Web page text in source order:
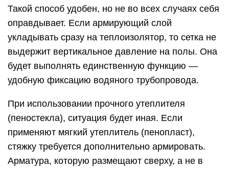
Такой способ удобен, но не во всех случаях себя
оправдывает. Если армирующий слой
укладывать сразу на теплоизолятор, то сетка не
выдержит вертикальное давление на полы. Она
будет выполнять единственную функцию —
удобную фиксацию водяного трубопровода.
При использовании прочного утеплителя
(пеностекла), ситуация будет иная. Если
применяют мягкий утеплитель (пенопласт),
стяжку требуется дополнительно армировать.
Арматура, которую размещают сверху, а не в